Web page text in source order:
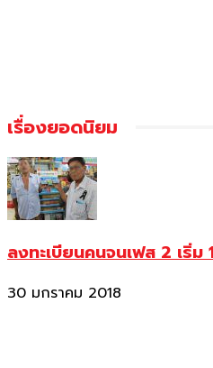
เรื่องยอดนิยม
ลงทะเบียนคนจนเฟส 2 เริ่ม
30 มกราคม 2018